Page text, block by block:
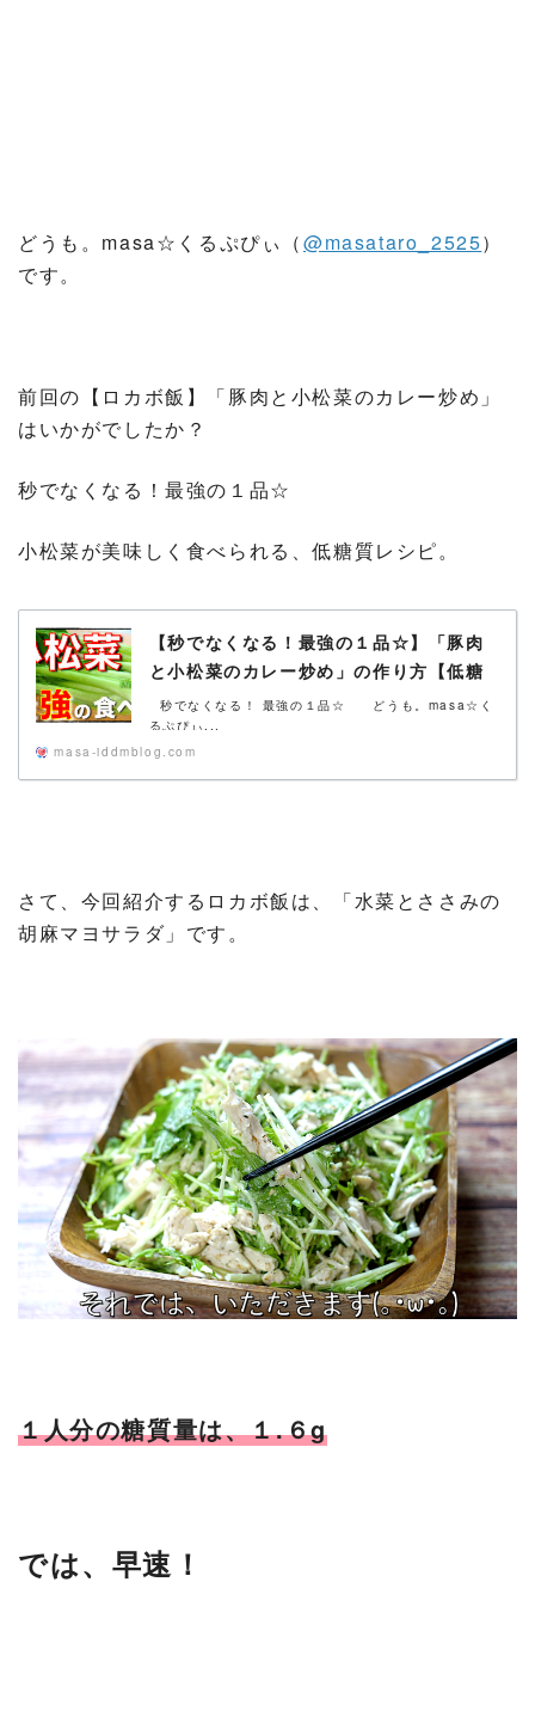
どうも。masa☆くるぷぴぃ（@masataro_2525）
です。
前回の【ロカボ飯】「豚肉と小松菜のカレー炒め」
はいかがでしたか？
秒でなくなる！最強の１品☆
小松菜が美味しく食べられる、低糖質レシピ。
【秒でなくなる！最強の１品☆】「豚肉
と小松菜のカレー炒め」の作り方【低糖
質レシピ】
秒でなくなる！ 最強の１品☆ どうも。masa☆く
るぷぴぃ...
masa-iddmblog.com
さて、今回紹介するロカボ飯は、「水菜とささみの
胡麻マヨサラダ」です。
１人分の糖質量は、１.６g
では、早速！